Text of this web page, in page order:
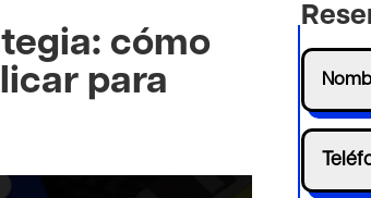
cómo
para